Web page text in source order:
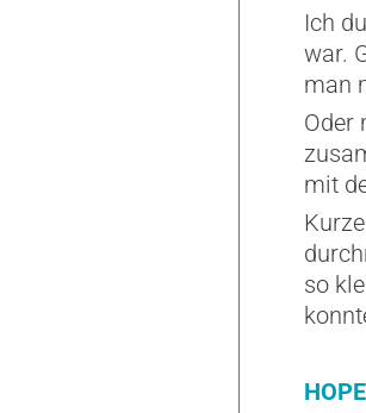
Ich
war.
man
Oder
mit
so